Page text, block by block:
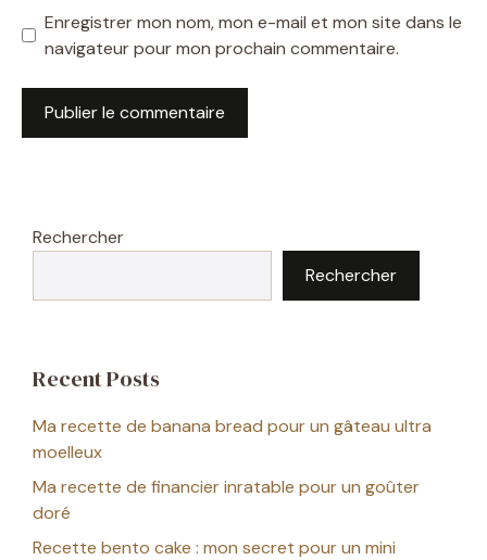
Enregistrer mon nom, mon e-mail et mon site dans le
navigateur pour mon prochain commentaire.
Rechercher
Rechercher
Recent Posts
Ma recette de banana bread pour un gâteau ultra
moelleux
Ma recette de financier inratable pour un goûter
doré
Recette bento cake : mon secret pour un mini